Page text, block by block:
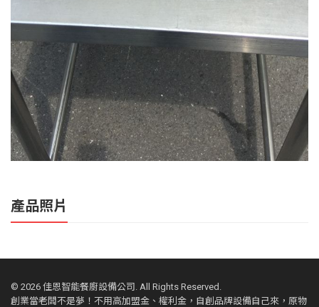
產品照片
© 2026 佳恩智能餐廚設備公司. All Rights Reserved.
創業當老闆不是夢！不用高加盟金、權利金，自創品牌設備自己來，原物